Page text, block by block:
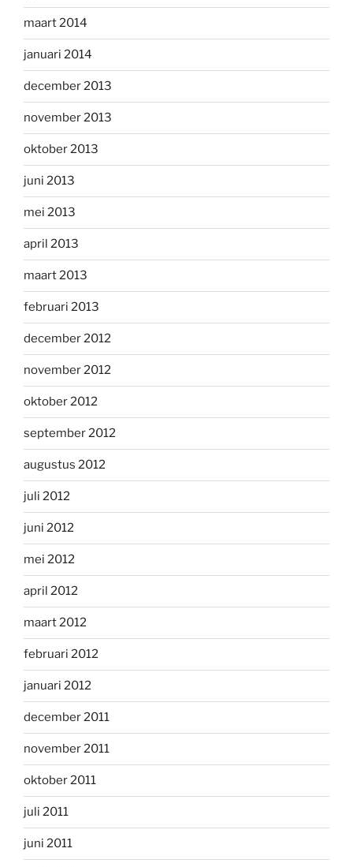
maart 2014
januari 2014
december 2013
november 2013
oktober 2013
juni 2013
mei 2013
april 2013
maart 2013
februari 2013
december 2012
november 2012
oktober 2012
september 2012
augustus 2012
juli 2012
juni 2012
mei 2012
april 2012
maart 2012
februari 2012
januari 2012
december 2011
november 2011
oktober 2011
juli 2011
juni 2011